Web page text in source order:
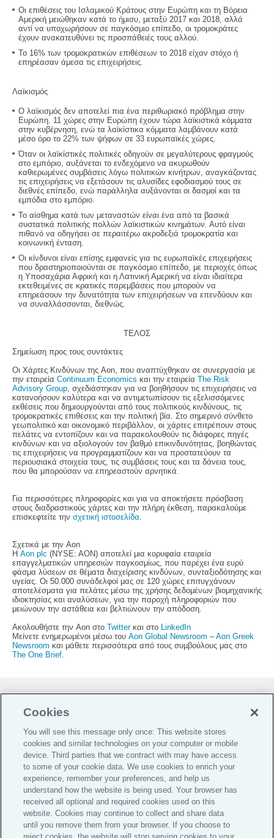
Οι επιθέσεις του Ισλαμικού Κράτους στην Ευρώπη και τη Βόρεια
Αμερική μειώθηκαν κατά το ήμισυ, μεταξύ 2017 και 2018, αλλά
αντί να υποχωρήσουν σε παγκόσμιο επίπεδο, οι τρομοκράτες
έχουν ανακατευθύνει τις προσπάθειές τους αλλού.
Το 16% των τρομοκρατικών επιθέσεων το 2018 είχαν στόχο ή
επηρέασαν άμεσα τις επιχειρήσεις.
Λαϊκισμός
Ο λαϊκισμός δεν αποτελεί πια ένα περιθωριακό πρόβλημα στην
Ευρώπη. 11 χώρες στην Ευρώπη έχουν τώρα λαϊκιστικά κόμματα
στην κυβέρνηση, ενώ τα λαϊκίστικα κόμματα λαμβάνουν κατά
μέσο όρο το 22% των ψήφων σε 33 ευρωπαϊκές χώρες.
Όταν οι λαϊκίστικές πολιτικές οδηγούν σε μεγαλύτερους φραγμούς
στο εμπόριο, αυξάνεται το ενδεχόμενο να ακυρωθούν
καθιερωμένες συμβάσεις λόγω πολιτικών κινήτρων, αναγκάζοντας
τις επιχειρήσεις να εξετάσουν τις αλυσίδες εφοδιασμού τους σε
διεθνές επίπεδο, ενώ παράλληλα αυξάνονται οι δασμοί και τα
εμπόδια στο εμπόριο.
Το αίσθημα κατά των μεταναστών είναι ένα από τα βασικά
συστατικά πολιτικής πολλών λαϊκιστικών κινημάτων. Αυτό είναι
πιθανό να οδηγήσει σε περαιτέρω ακροδεξιά τρομοκρατία και
κοινωνική ένταση.
Οι κίνδυνοι είναι επίσης εμφανείς για τις ευρωπαϊκές επιχειρήσεις
που δραστηριοποιούνται σε παγκόσμιο επίπεδο, με περιοχές όπως
η Υποσαχάρια Αφρική και η Λατινική Αμερική να είναι ιδιαίτερα
εκτεθειμένες σε κρατικές παρεμβάσεις που μπορούν να
επηρεάσουν την δυνατότητα των επιχειρήσεων να επενδύουν και
να συναλλάσσονται, διεθνώς.
ΤΕΛΟΣ
Σημείωση προς τους συντάκτες
Οι Χάρτες Κινδύνων της Aon, που αναπτύχθηκαν σε συνεργασία με
την εταιρεία Continuum Economics και την εταιρεία The Risk
Advisory Group, σχεδιάστηκαν για να βοηθήσουν τις επιχειρήσεις να
κατανοήσουν καλύτερα και να αντιμετωπίσουν τις εξελισσόμενες
εκθέσεις που δημιουργούνται από τους πολιτικούς κινδύνους, τις
τρομοκρατικές επιθέσεις και την πολιτική βία. Στο σημερινό σύνθετο
γεωπολιτικό και οικονομικό περιβάλλον, οι χάρτες επιτρέπουν στους
πελάτες να εντοπίζουν και να παρακολουθούν τις διάφορες πηγές
κινδύνων και να αξιολογούν τον βαθμό επικινδυνότητας, βοηθώντας
τις επιχειρήσεις να προγραμματίζουν και να προστατεύουν τα
περιουσιακά στοιχεία τους, τις συμβάσεις τους και τα δάνεια τους,
που θα μπορούσαν να επηρεαστούν αρνητικά.
Για περισσότερες πληροφορίες και για να αποκτήσετε πρόσβαση
στους διαδραστικούς χάρτες και την πλήρη έκθεση, παρακαλούμε
επισκεφτείτε την σχετική ιστοσελίδα.
Σχετικά με την Aon
Η Aon plc (NYSE: AON) αποτελεί μια κορυφαία εταιρεία
επαγγελματικών υπηρεσιών παγκοσμίως, που παρέχει ένα ευρύ
φάσμα λύσεων σε θέματα διαχείρισης κινδύνων, συνταξιοδότησης και
υγείας. Οι 50.000 συνάδελφοί μας σε 120 χώρες επιτυγχάνουν
αποτελέσματα για πελάτες μέσω της χρήσης δεδομένων βιομηχανικής
ιδιοκτησίας και αναλύσεων, για την παροχή πληροφοριών που
μειώνουν την αστάθεια και βελτιώνουν την απόδοση.
Ακολουθήστε την Aon στο Twitterκαι στο LinkedIn
Μείνετε ενημερωμένοι μέσω του Aon Global Newsroom –Aon Greek
Newsroom και μάθετε περισσότερα από τους συμβούλους μας στο
The One Brief.
Προτιμήσεις Cookies
Διαχείριση Αιτιάσεων
Διασφάλιση Ποιότητας
Ασφάλεια Πληροφοριών
Νομικό Περιεχόμενο
Προστασία Προσωπικών Δεδομένων
Cookies
You will see this message only once: This website stores
cookies and similar technologies on your computer or mobile
device. Third parties that we contract with may have access
to some of your cookie data. We use cookies to enrich your
experience, remember your preferences, and help us
understand how the website is being used. Your browser has
received all optional and required cookies used on this
website. Cookies may continue to collect and share data
until you remove them from your browser. If you choose to